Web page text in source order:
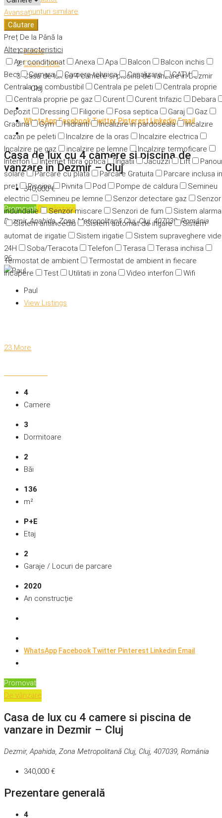
Avansat
Căutare
Preț De la Până la
Alte caracteristici
Aer condiționat
Anexa Apa Balcon
Balcon inchis
Beci
Camara Camera tehnica Canalizare
CATV
Centrala pe combustibil
Centrala pe peleti
Centrala proprie
Centrala proprie pe gaz
Curent Curent trifazic
Debara
Depozit
Dressing Filigorie Fosa septica Garaj
Gaz
Gradina
Gym Hidranti Incalizire in pardoseala
Incalzire
cazan pe peleti
Incalzire de la oras
Incalzire electrica
Incalzire pe gaz
incalzire pe lemne
Incalzire termoficare
Interfon
Internet fibra optica Irigatii Jacuzzi Lift
solare
Parcare cu plata Parcare Gratuita
Parcare inclusa in
pret
Piscina Pivnita Pod Pompe de caldura
Semineu
electric
Semineu pe lemne Senzor detectare gaz
Senzor
indundatie
Senzor miscare Senzori de fum
Sistem alarma
Sistem antiincediu
Sistem automat de irigare
Sistem
automat de irigatie
Sistem irigatie
Sistem supraveghere
24H
Soba/Teracota Telefon Terasa
Terasa inchisa
Termostat de ambient
Termostat de ambient in fiecare
incapere
Test Utilitati in zona Video interfon Wifi
Anunțuri similare
Home
Case / Vile
Casa de lux cu 4 camere si piscina de vanzare in Dezmir
– Cluj
WhatsAppFacebookTwitter Pinterest LinkedinEmail
Casa de lux cu 4 camere si piscina de
vanzare in Dezmir – Cluj
340,000 €
PromovatDe vânzare
Dezmir, Apahida, Zona Metropolitană Cluj, Cluj, 407039, România
26
Paul
View Listings
23 More
4
Camere
3
Dormitoare
2
Băi
136
m²
P+E
Etaj
2
Garaje / Locuri de parcare
2020
An construcție
WhatsApp FacebookTwitter Pinterest Linkedin Email
Promovat
De vânzare
Casa de lux cu 4 camere si piscina de
vanzare in Dezmir – Cluj
Dezmir, Apahida, Zona Metropolitană Cluj, Cluj, 407039, România
340,000 €
Prezentare generală
4